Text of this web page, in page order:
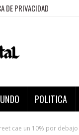
DE PRIVACIDAD
POLITICA
cae un 10% por